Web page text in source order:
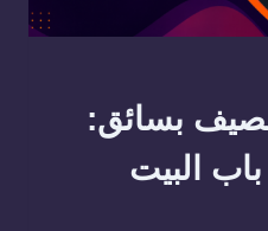
بسائق:
البيت